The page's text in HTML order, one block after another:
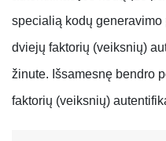
specialią kodų
dviejų faktorių (veiksnių)
žinute. Išsamesnę bendro
faktorių (veiksnių)